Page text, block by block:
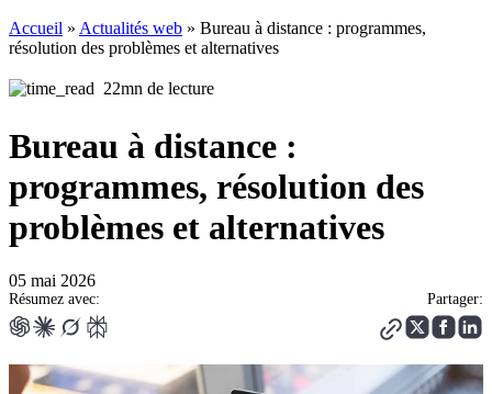
Accueil » Actualités web » Bureau à distance : programmes,
résolution des problèmes et alternatives
22mn de lecture
Bureau à distance :
programmes, résolution des
problèmes et alternatives
05 mai 2026
Résumez avec: Partager: